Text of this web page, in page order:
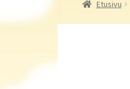
Etusivu